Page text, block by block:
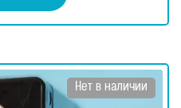
Нет в наличии